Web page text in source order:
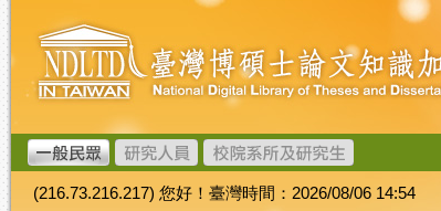
跳
到
主
要
內
容
臺
灣
博
碩
士
論
文
加
(216.73.216.217) 您好！臺灣時間：2026/08/06 14:54